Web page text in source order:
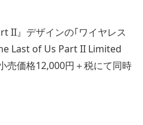
II』デザインの｢ワイヤレス
Last of Us Part II Limited
売価格12,000円＋税にて同時